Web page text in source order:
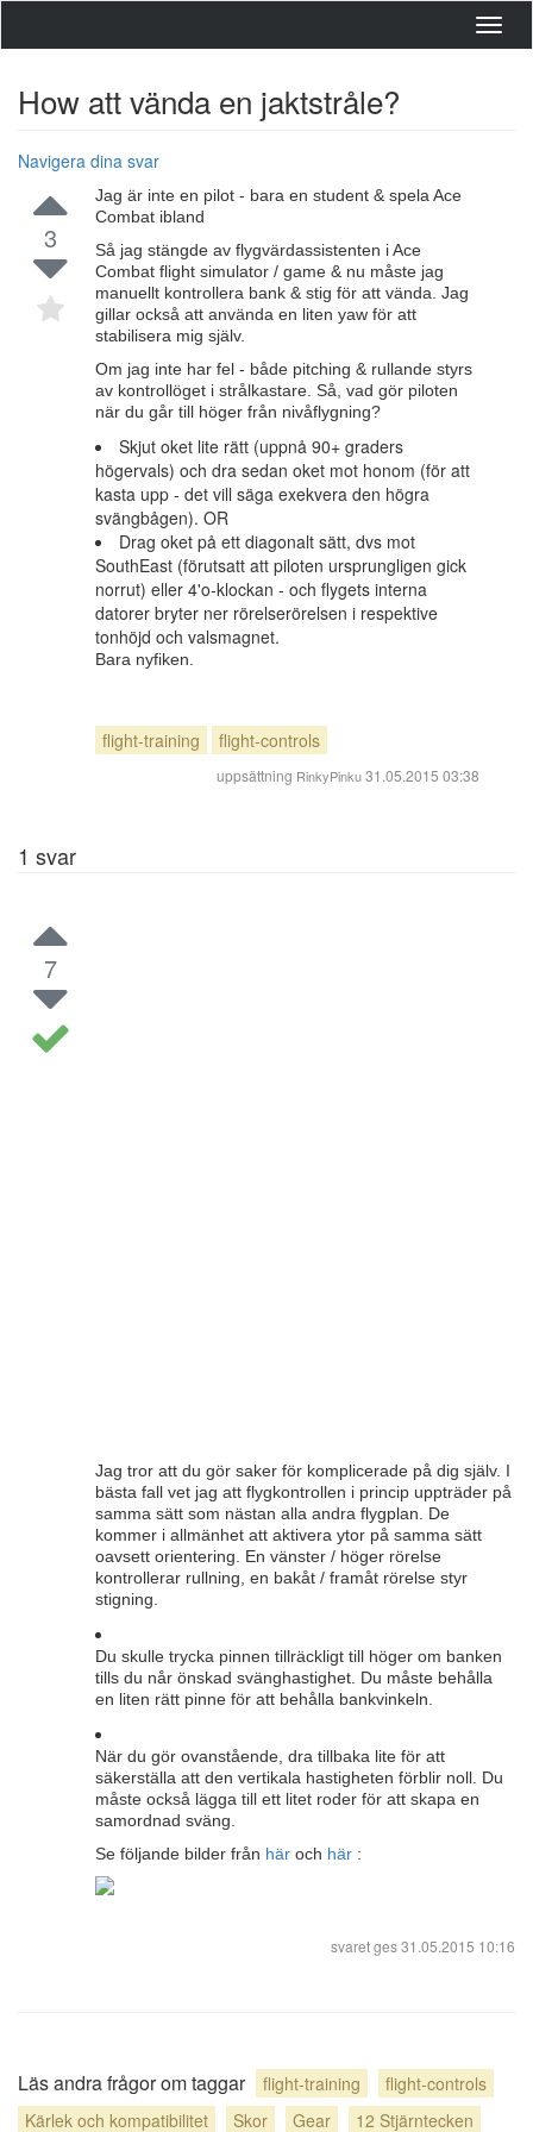
How att vända en jaktstråle?
Navigera dina svar
3
Jag är inte en pilot - bara en student & spela Ace
Combat ibland
Så jag stängde av flygvärdassistenten i Ace
Combat flight simulator / game & nu måste jag
manuellt kontrollera bank & stig för att vända. Jag
gillar också att använda en liten yaw för att
stabilisera mig själv.
Om jag inte har fel - både pitching & rullande styrs
av kontrollöget i strålkastare. Så, vad gör piloten
när du går till höger från nivåflygning?
Skjut oket lite rätt (uppnå 90+ graders
högervals) och dra sedan oket mot honom (för att
kasta upp - det vill säga exekvera den högra
svängbågen). OR
Drag oket på ett diagonalt sätt, dvs mot
SouthEast (förutsatt att piloten ursprungligen gick
norrut) eller 4'o-klockan - och flygets interna
datorer bryter ner rörelserörelsen i respektive
tonhöjd och valsmagnet.
Bara nyfiken.
flight-training flight-controls
uppsättning RinkyPinku31.05.2015 03:38
1 svar
7
Jag tror att du gör saker för komplicerade på dig själv. I
bästa fall vet jag att flygkontrollen i princip uppträder på
samma sätt som nästan alla andra flygplan. De
kommer i allmänhet att aktivera ytor på samma sätt
oavsett orientering. En vänster / höger rörelse
kontrollerar rullning, en bakåt / framåt rörelse styr
stigning.
Du skulle trycka pinnen tillräckligt till höger om banken
tills du når önskad svänghastighet. Du måste behålla
en liten rätt pinne för att behålla bankvinkeln.
När du gör ovanstående, dra tillbaka lite för att
säkerställa att den vertikala hastigheten förblir noll. Du
måste också lägga till ett litet roder för att skapa en
samordnad sväng.
Se följande bilder från här och här :
svaret ges31.05.2015 10:16
Läs andra frågor om taggar flight-training
flight-controls
Kärlek och kompatibilitet
Skor Gear 12 Stjärntecken